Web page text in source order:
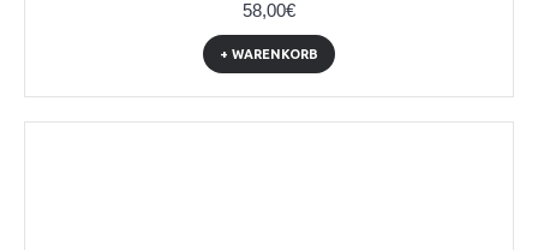
58,00€
+ WARENKORB